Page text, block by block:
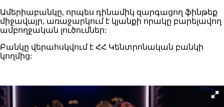
Ամերիաբանկը, որպես դինամիկ զարգացող ֆինթեք
միջավայր, առաջարկում է կյանքի որակը բարելավող
ամբողջական լուծումներ:
Բանկը վերահսկվում է ՀՀ Կենտրոնական բանկի
կողմից: